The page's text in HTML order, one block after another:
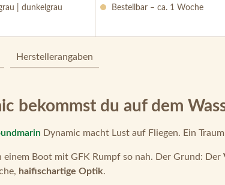
| dunkelgrau Bestellbar – ca. 1 Woche
Herstellerangaben
bekommst du auf dem
Dynamic macht Lust auf Fliegen. Ein
einem Boot mit GFK Rumpf so nah. Der Grund: Der
haifischartige Optik.